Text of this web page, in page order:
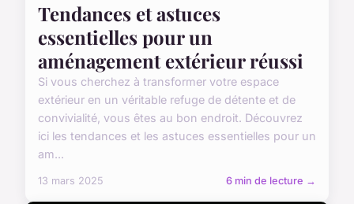
Tendances et astuces
essentielles pour un
aménagement extérieur réussi
Si vous cherchez à transformer votre espace
extérieur en un véritable refuge de détente et de
convivialité, vous êtes au bon endroit. Découvrez
ici les tendances et les astuces essentielles pour un
am...
13 mars 2025 6 min de lecture →